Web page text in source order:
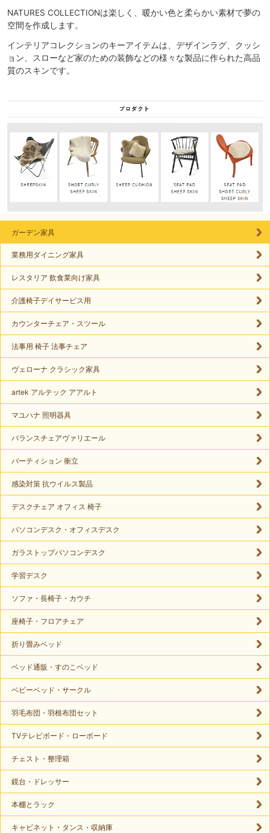
NATURES COLLECTIONは楽しく、暖かい色と柔らかい素材で夢の
空間を作成します。
インテリアコレクションのキーアイテムは、デザインラグ、クッシ
ョン、スローなど家のための装飾などの様々な製品に作られた高品
質のスキンです。
ガーデン家具
業務用ダイニング家具
レスタリア 飲食業向け家具
介護椅子デイサービス用
カウンターチェア・スツール
法事用 椅子 法事チェア
ヴェローナ クラシック家具
artek アルテック アアルト
マユハナ 照明器具
バランスチェアヴァリエール
パーティション 衝立
感染対策 抗ウイルス製品
デスクチェア オフィス 椅子
パソコンデスク・オフィスデスク
ガラストップパソコンデスク
学習デスク
ソファ・長椅子・カウチ
座椅子・フロアチェア
折り畳みベッド
ベッド通販・すのこベッド
ベビーベッド・サークル
羽毛布団・羽根布団セット
TVテレビボード・ローボード
チェスト・整理箱
鏡台・ドレッサー
本棚とラック
キャビネット・タンス・収納庫